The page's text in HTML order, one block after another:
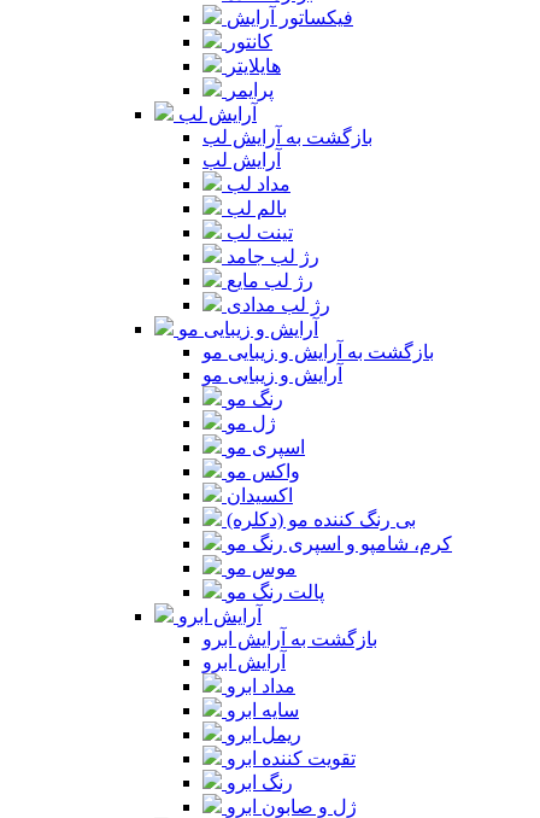
فیکساتور آرایش
کانتور
هایلایتر
پرایمر
آرایش لب
بازگشت به آرایش لب
آرایش لب
مداد لب
بالم لب
تینت لب
رژ لب جامد
رژ لب مایع
رژ لب مدادی
آرایش و زیبایی مو
بازگشت به آرایش و زیبایی مو
آرایش و زیبایی مو
رنگ مو
ژل مو
اسپری مو
واکس مو
اکسیدان
بی رنگ کننده مو (دکلره)
کرم، شامپو و اسپری رنگ مو
موس مو
پالت رنگ مو
آرایش ابرو
بازگشت به آرایش ابرو
آرایش ابرو
مداد ابرو
سایه ابرو
ریمل ابرو
تقویت کننده ابرو
رنگ ابرو
ژل و صابون ابرو